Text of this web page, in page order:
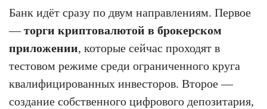
Банк идёт сразу по двум направлениям. Первое
—торги криптовалютой в брокерском
приложении, которые сейчас проходят в
тестовом режиме среди ограниченного круга
квалифицированных инвесторов. Второе —
создание собственного цифрового депозитария,